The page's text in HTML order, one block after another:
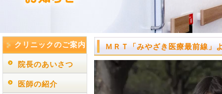
クリニックのご案内
院長のあいさつ
医師の紹介
ＭＲＴ「みやざき医療最前線」